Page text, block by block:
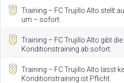
Training – FC Trujillo Alto stellt
um – sofort.
Training – FC Trujillo Alto gibt
Konditionstraining ab sofort.
Training – FC Trujillo Alto lässt
Konditionstraining ist Pflicht.